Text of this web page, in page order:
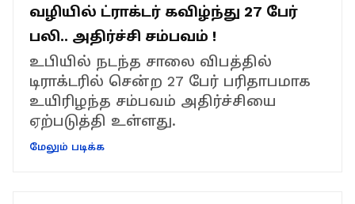
வழியில் ட்ராக்டர் கவிழ்ந்து 27 பேர்
பலி.. அதிர்ச்சி சம்பவம் !
உபியில் நடந்த சாலை விபத்தில்
டிராக்டரில் சென்ற 27 பேர் பரிதாபமாக
உயிரிழந்த சம்பவம் அதிர்ச்சியை
ஏற்படுத்தி உள்ளது.
மேலும் படிக்க